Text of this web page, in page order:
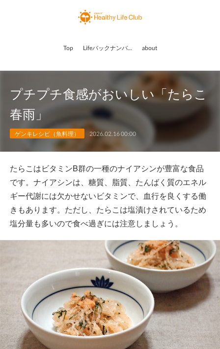
Top Lifeバックナンバー about
プチプチ食感がおいしい「たらこ
春雨」
ゲンキレシピ（魚料理） 2026.02.16 00:00
たらこはビタミンB群の一種のナイアシンが豊富な食品
です。ナイアシンは、糖質、脂質、たんばく質のエネル
ギー代謝には欠かせないビタミンで、血行を良くする働
きもあります。ただし、たらこは塩漬けされているため
塩分量も多いので食べ過ぎには注意しましょう。